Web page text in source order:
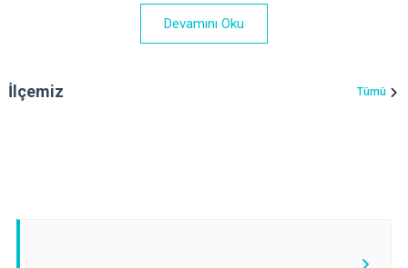
Devamını Oku
İlçemiz Tümü